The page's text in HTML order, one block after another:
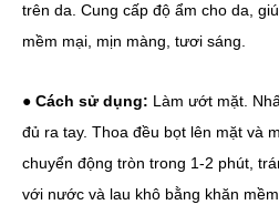
trên da. Cung cấp độ ẩm cho da,
mềm mại, mịn màng, tươi sáng.
● Cách sử dụng: Làm ướt mặt.
đủ ra tay. Thoa đều bọt lên mặt và
chuyển động tròn trong 1-2 phút,
với nước và lau khô bằng khăn